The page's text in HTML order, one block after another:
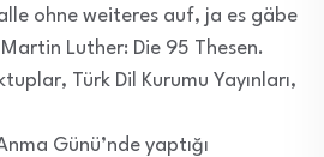
ohne weiteres auf, ja es gäbe
Luther: Die 95 Thesen.
Türk Dil Kurumu Yayınları,
Günü’nde yaptığı